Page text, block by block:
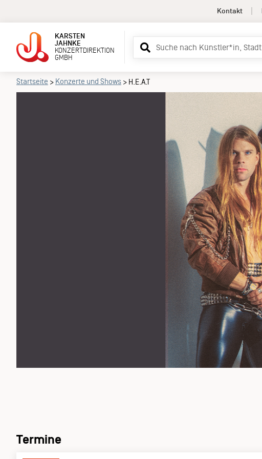
Kontakt
KARSTEN
JAHNKE
KONZERTDIREKTION
GMBH
Suchbegriff
eingeben
Startseite > Konzerte und Shows > H.E.A.T
Termine